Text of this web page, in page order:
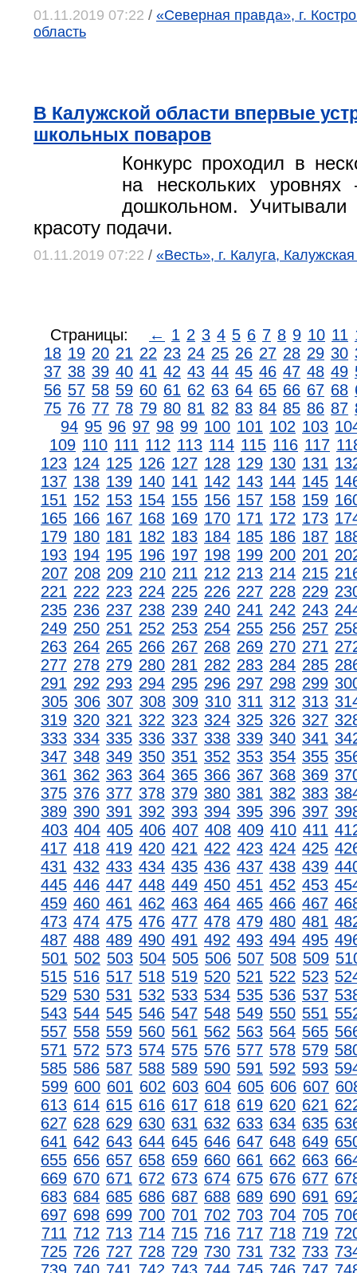
01.11.2019 07:22 / «Северная правда», г.
область
В Калужской области впервые
школьных поваров
Конкурс проходил в
на нескольких
дошкольном.
красоту подачи.
01.11.2019 07:22 / «Весть», г. Калуга,
Страницы: ← 1 2 3 4 5 6 7 8 9 10 11
18 19 20 21 22 23 24 25 26 27 28 29 30
37 38 39 40 41 42 43 44 45 46 47 48 49
56 57 58 59 60 61 62 63 64 65 66 67 68
75 76 77 78 79 80 81 82 83 84 85 86 87
94 95 96 97 98 99 100 101 102 103
109 110 111 112 113 114 115 116 117
123 124 125 126 127 128 129 130 131
137 138 139 140 141 142 143 144 145
151 152 153 154 155 156 157 158 159
165 166 167 168 169 170 171 172 173
179 180 181 182 183 184 185 186 187
193 194 195 196 197 198 199 200 201
207 208 209 210 211 212 213 214 215
221 222 223 224 225 226 227 228 229
235 236 237 238 239 240 241 242 243
249 250 251 252 253 254 255 256 257
263 264 265 266 267 268 269 270 271
277 278 279 280 281 282 283 284 285
291 292 293 294 295 296 297 298 299
305 306 307 308 309 310 311 312 313
319 320 321 322 323 324 325 326 327
333 334 335 336 337 338 339 340 341
347 348 349 350 351 352 353 354 355
361 362 363 364 365 366 367 368 369
375 376 377 378 379 380 381 382 383
389 390 391 392 393 394 395 396 397
403 404 405 406 407 408 409 410 411
417 418 419 420 421 422 423 424 425
431 432 433 434 435 436 437 438 439
445 446 447 448 449 450 451 452 453
459 460 461 462 463 464 465 466 467
473 474 475 476 477 478 479 480 481
487 488 489 490 491 492 493 494 495
501 502 503 504 505 506 507 508 509
515 516 517 518 519 520 521 522 523
529 530 531 532 533 534 535 536 537
543 544 545 546 547 548 549 550 551
557 558 559 560 561 562 563 564 565
571 572 573 574 575 576 577 578 579
585 586 587 588 589 590 591 592 593
599 600 601 602 603 604 605 606 607
613 614 615 616 617 618 619 620 621
627 628 629 630 631 632 633 634 635
641 642 643 644 645 646 647 648 649
655 656 657 658 659 660 661 662 663
669 670 671 672 673 674 675 676 677
683 684 685 686 687 688 689 690 691
697 698 699 700 701 702 703 704 705
711 712 713 714 715 716 717 718 719
725 726 727 728 729 730 731 732 733